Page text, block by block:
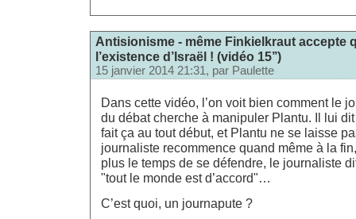
Antisionisme - même Finkielkraut accepte
l’existence d’Israël ! (vidéo 15’’)
15 janvier 2014 21:31, par Paulette
Dans cette vidéo, l’on voit bien comment le
du débat cherche à manipuler Plantu. Il lui
fait ça au tout début, et Plantu ne se laisse
journaliste recommence quand même à la
plus le temps de se défendre, le journaliste
"tout le monde est d’accord"…
C’est quoi, un journapute ?